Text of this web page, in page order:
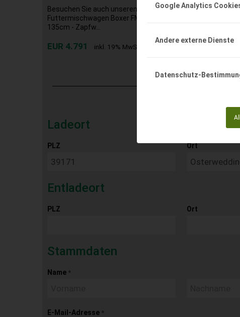
Google Analytics
Andere externe Dienste
Datenschutz-
Besuchen Sie auch unseren Online-Shop
Futtermischwagen Boxer FM200S Neugerät Technische
135cm - Zapfw...
EUR 4.791 inkl. 19% MwSt
Ladeort
PLZ Ort
Entladeort
PLZ Ort
Stammdaten
Name *
E-Mail-Adresse *